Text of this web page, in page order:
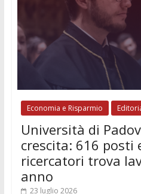
Economia e Risparmio
Università di
crescita: 616 posti
ricercatori trova
anno
23 luglio 2026